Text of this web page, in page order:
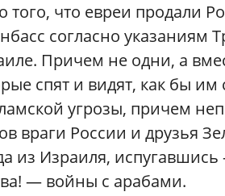
того, что евреи продали
согласно указаниям
Причем не одни, а
спят и видят, как бы
угрозы, причем
враги России и друзья
из Израиля,
— войны с арабами.